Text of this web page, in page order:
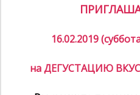
16.02.2019
на ДЕГУСТАЦИЮ